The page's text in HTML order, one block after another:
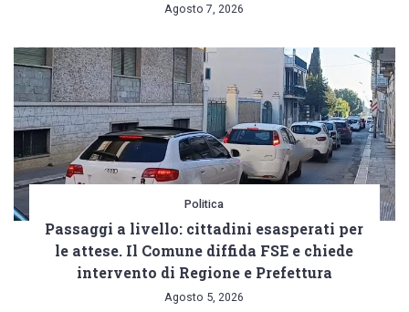
Agosto 7, 2026
Politica
Passaggi a livello: cittadini esasperati per
le attese. Il Comune diffida FSE e chiede
intervento di Regione e Prefettura
Agosto 5, 2026